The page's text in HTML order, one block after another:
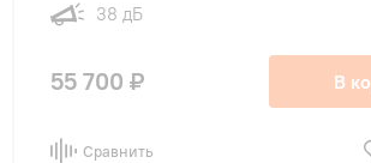
38 дБ
55 700 ₽ В
Сравнить